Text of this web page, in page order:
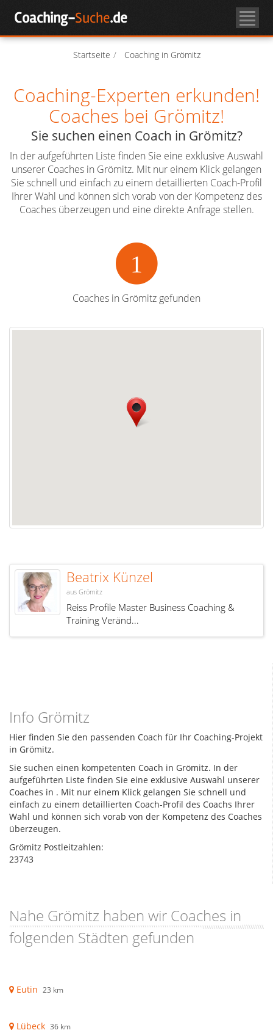
Coaching-Suche.de
Startseite Coaching in Grömitz
Coaching-Experten erkunden!
Coaches bei Grömitz!
Sie suchen einen Coach in Grömitz?
In der aufgeführten Liste finden Sie eine exklusive Auswahl
unserer Coaches in Grömitz. Mit nur einem Klick gelangen
Sie schnell und einfach zu einem detaillierten Coach-Profil
Ihrer Wahl und können sich vorab von der Kompetenz des
Coaches überzeugen und eine direkte Anfrage stellen.
1
Coaches in Grömitz gefunden
Beatrix Künzel
aus Grömitz
Reiss Profile Master Business Coaching &
Training Veränd...
Info Grömitz
Hier finden Sie den passenden Coach für Ihr Coaching-Projekt
in Grömitz.
Sie suchen einen kompetenten Coach in Grömitz. In der
aufgeführten Liste finden Sie eine exklusive Auswahl unserer
Coaches in . Mit nur einem Klick gelangen Sie schnell und
einfach zu einem detaillierten Coach-Profil des Coachs Ihrer
Wahl und können sich vorab von der Kompetenz des Coaches
überzeugen.
Grömitz Postleitzahlen:
23743
Nahe Grömitz haben wir Coaches in
folgenden Städten gefunden
Eutin 23 km
Lübeck 36 km
Coachsuche
Coach-Login
Als Coach registrieren